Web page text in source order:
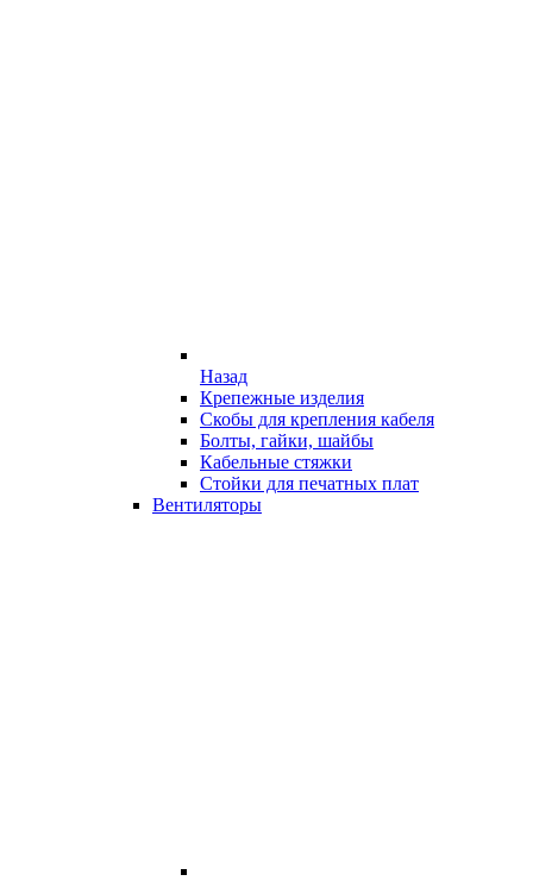
Назад
Крепежные изделия
Скобы для крепления кабеля
Болты, гайки, шайбы
Кабельные стяжки
Стойки для печатных плат
Вентиляторы